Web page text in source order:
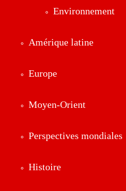
Environnement
Amérique latine
Europe
Moyen-Orient
Perspectives mondiales
Histoire